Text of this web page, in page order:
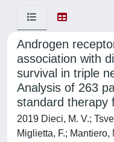
Androgen
association with
survival in triple
Analysis of 263
standard therapy
2019 Dieci, M. V.;
Miglietta, F.; Mantiero,